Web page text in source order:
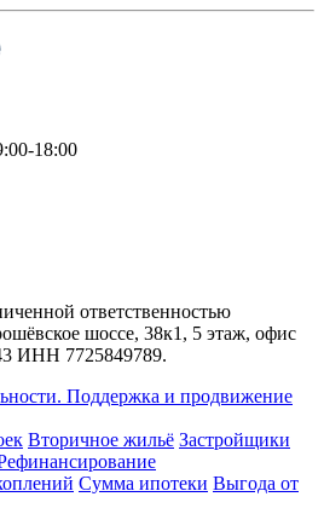
18:00
ответственностью
шоссе, 38к1, 5 этаж, офис
ИНН 7725849789.
Поддержка и продвижение
Вторичное жильё Застройщики
Сумма ипотеки Выгода от